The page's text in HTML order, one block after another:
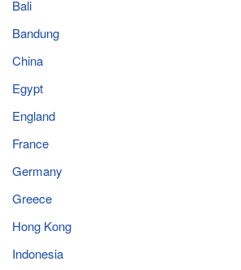
Bali
Bandung
China
Egypt
England
France
Germany
Greece
Hong Kong
Indonesia